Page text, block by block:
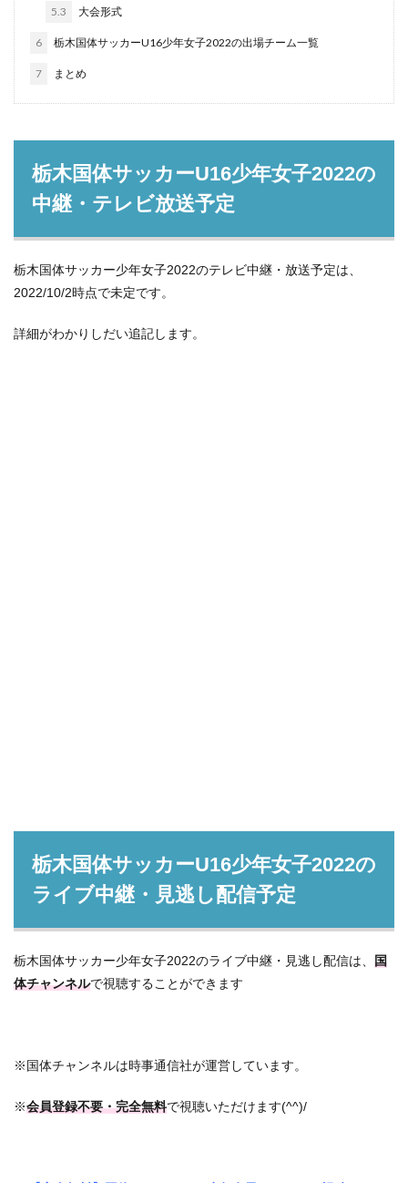
5.3 大会形式
6 栃木国体サッカーU16少年女子2022の出場チーム一覧
7 まとめ
栃木国体サッカーU16少年女子2022の
中継・テレビ放送予定
栃木国体サッカー少年女子2022のテレビ中継・放送予定は、
2022/10/2時点で未定です。
詳細がわかりしだい追記します。
栃木国体サッカーU16少年女子2022の
ライブ中継・見逃し配信予定
栃木国体サッカー少年女子2022のライブ中継・見逃し配信は、 国
体チャンネルで視聴することができます
※国体チャンネルは時事通信社が運営しています。
※会員登録不要・完全無料で視聴いただけます(^^)/